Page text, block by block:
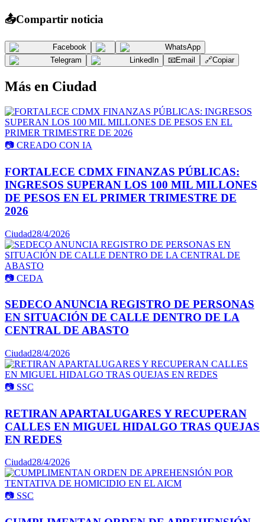
📤Compartir noticia
Facebook
WhatsApp
Telegram
LinkedIn 📧Email 🔗Copiar
Más en Ciudad
📷 CREADO CON IA
FORTALECE CDMX FINANZAS PÚBLICAS:
INGRESOS SUPERAN LOS 100 MIL MILLONES
DE PESOS EN EL PRIMER TRIMESTRE DE
2026
Ciudad28/4/2026
📷 CEDA
SEDECO ANUNCIA REGISTRO DE PERSONAS
EN SITUACIÓN DE CALLE DENTRO DE LA
CENTRAL DE ABASTO
Ciudad28/4/2026
📷 SSC
RETIRAN APARTALUGARES Y RECUPERAN
CALLES EN MIGUEL HIDALGO TRAS QUEJAS
EN REDES
Ciudad28/4/2026
📷 SSC